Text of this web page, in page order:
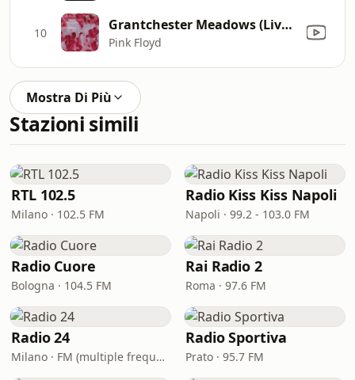
10 Grantchester Meadows (Live BBC Radio Session, 12 May 1969)
Pink Floyd
Mostra Di Più
Stazioni simili
RTL 102.5
Milano · 102.5 FM
Radio Kiss Kiss Napoli
Napoli · 99.2 - 103.0 FM
Radio Cuore
Bologna · 104.5 FM
Rai Radio 2
Roma · 97.6 FM
Radio 24
Milano · FM (multiple frequencies nationwide), DAB, Satellite
Radio Sportiva
Prato · 95.7 FM